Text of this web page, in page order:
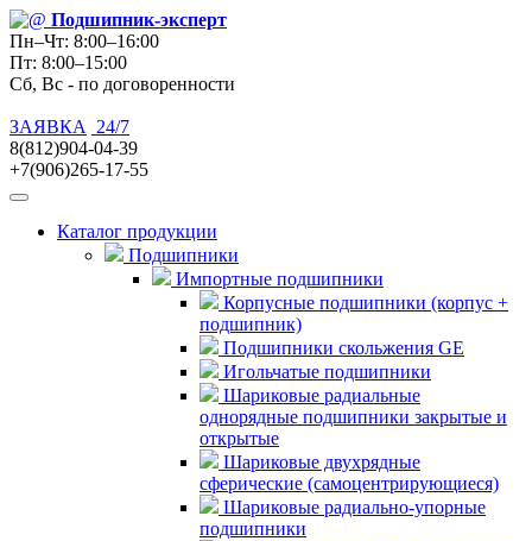
Подшипник-эксперт
Пн–Чт: 8:00–16:00
Пт: 8:00–15:00
Сб, Вс - по договоренности
ЗАЯВКА
24/7
8(812)904-04-39
+7(906)265-17-55
Каталог продукции
Подшипники
Импортные подшипники
Корпусные подшипники (корпус +
подшипник)
Подшипники скольжения GE
Игольчатые подшипники
Шариковые радиальные
однорядные подшипники закрытые и
открытые
Шариковые двухрядные
сферические (самоцентрирующиеся)
Шариковые радиально-упорные
подшипники